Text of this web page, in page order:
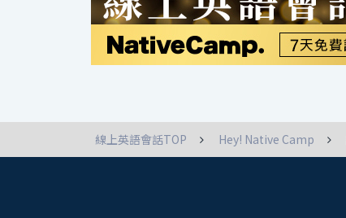
線上英語會話TOP Hey! Native Camp